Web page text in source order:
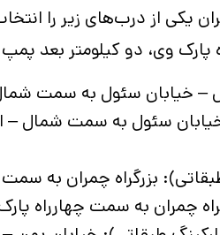
یکی از درب‌های زیر را
پارک وی، دو کیلومتر بعد
– خیابان سئول به سمت
خیابان سئول به سمت شمال
بزرگراه چمران به
چمران به سمت چهارراه